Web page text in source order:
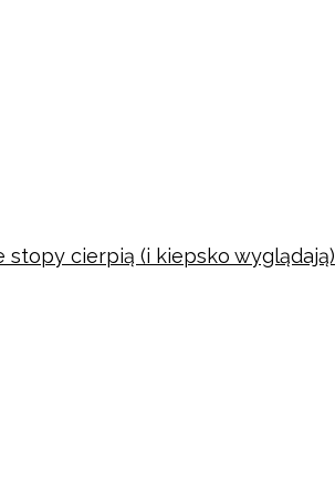
cierpią (i kiepsko wyglądają)